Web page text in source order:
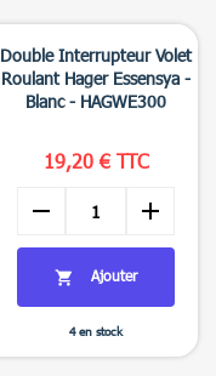
Double Interrupteur Volet
Roulant Hager Essensya -
Blanc - HAGWE300
19,20 € TTC
remove add
 Ajouter
4 en stock